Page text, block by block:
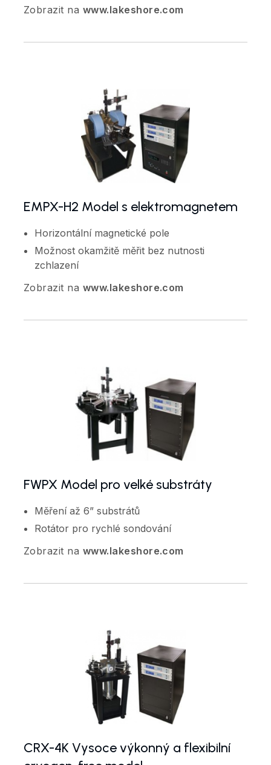
Zobrazit na www.lakeshore.com
EMPX-H2 Model s elektromagnetem
Horizontální magnetické pole
Možnost okamžitě měřit bez nutnosti
zchlazení
Zobrazit na www.lakeshore.com
FWPX Model pro velké substráty
Měření až 6” substrátů
Rotátor pro rychlé sondování
Zobrazit na www.lakeshore.com
CRX-4K Vysoce výkonný a flexibilní